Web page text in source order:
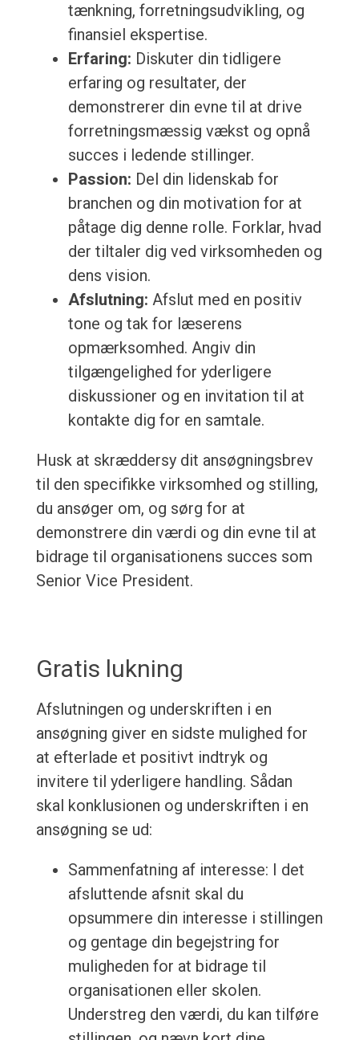
tænkning, forretningsudvikling, og
finansiel ekspertise.
Erfaring: Diskuter din tidligere
erfaring og resultater, der
demonstrerer din evne til at drive
forretningsmæssig vækst og opnå
succes i ledende stillinger.
Passion: Del din lidenskab for
branchen og din motivation for at
påtage dig denne rolle. Forklar, hvad
der tiltaler dig ved virksomheden og
dens vision.
Afslutning: Afslut med en positiv
tone og tak for læserens
opmærksomhed. Angiv din
tilgængelighed for yderligere
diskussioner og en invitation til at
kontakte dig for en samtale.
Husk at skræddersy dit ansøgningsbrev
til den specifikke virksomhed og stilling,
du ansøger om, og sørg for at
demonstrere din værdi og din evne til at
bidrage til organisationens succes som
Senior Vice President.
Gratis lukning
Afslutningen og underskriften i en
ansøgning giver en sidste mulighed for
at efterlade et positivt indtryk og
invitere til yderligere handling. Sådan
skal konklusionen og underskriften i en
ansøgning se ud:
Sammenfatning af interesse: I det
afsluttende afsnit skal du
opsummere din interesse i stillingen
og gentage din begejstring for
muligheden for at bidrage til
organisationen eller skolen.
Understreg den værdi, du kan tilføre